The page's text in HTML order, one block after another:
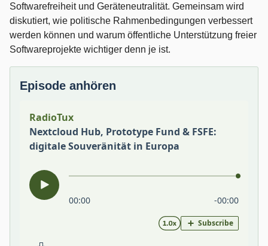
Softwarefreiheit und Geräteneutralität. Gemeinsam wird
diskutiert, wie politische Rahmenbedingungen verbessert
werden können und warum öffentliche Unterstützung freier
Softwareprojekte wichtiger denn je ist.
Episode anhören